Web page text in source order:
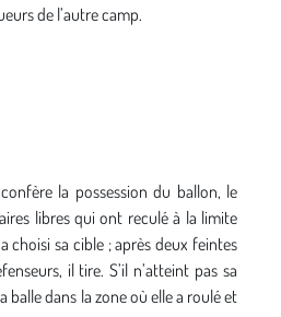
de l’autre camp.
la possession du ballon, le
libres qui ont reculé à la limite
choisi sa cible ; après deux feintes
il tire. S’il n’atteint pas sa
balle dans la zone où elle a roulé et